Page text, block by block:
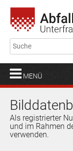
MENÜ
Als registrierter
und im Rahmen
verwenden.